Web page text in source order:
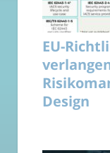
EU-
Design